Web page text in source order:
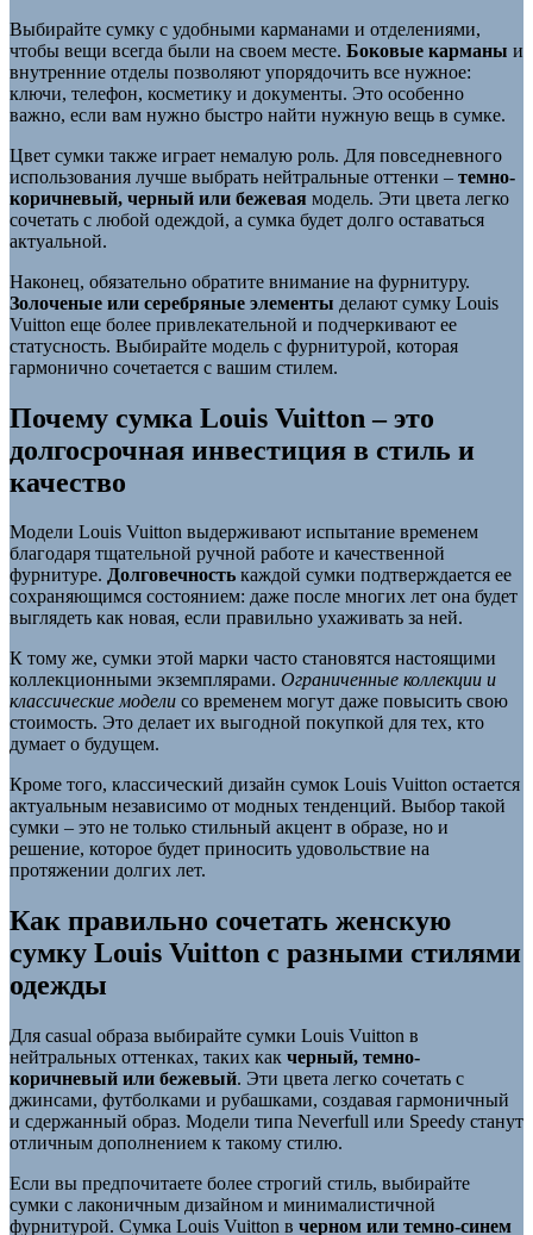
Выбирайте сумку с удобными карманами и отделениями,
чтобы вещи всегда были на своем месте. Боковые карманы и
внутренние отделы позволяют упорядочить все нужное:
ключи, телефон, косметику и документы. Это особенно
важно, если вам нужно быстро найти нужную вещь в сумке.
Цвет сумки также играет немалую роль. Для повседневного
использования лучше выбрать нейтральные оттенки – темно-
коричневый, черный или бежевая модель. Эти цвета легко
сочетать с любой одеждой, а сумка будет долго оставаться
актуальной.
Наконец, обязательно обратите внимание на фурнитуру.
Золоченые или серебряные элементы делают сумку Louis
Vuitton еще более привлекательной и подчеркивают ее
статусность. Выбирайте модель с фурнитурой, которая
гармонично сочетается с вашим стилем.
Почему сумка Louis Vuitton – это
долгосрочная инвестиция в стиль и
качество
Модели Louis Vuitton выдерживают испытание временем
благодаря тщательной ручной работе и качественной
фурнитуре. Долговечность каждой сумки подтверждается ее
сохраняющимся состоянием: даже после многих лет она будет
выглядеть как новая, если правильно ухаживать за ней.
К тому же, сумки этой марки часто становятся настоящими
коллекционными экземплярами. Ограниченные коллекции и
классические модели со временем могут даже повысить свою
стоимость. Это делает их выгодной покупкой для тех, кто
думает о будущем.
Кроме того, классический дизайн сумок Louis Vuitton остается
актуальным независимо от модных тенденций. Выбор такой
сумки – это не только стильный акцент в образе, но и
решение, которое будет приносить удовольствие на
протяжении долгих лет.
Как правильно сочетать женскую
сумку Louis Vuitton с разными стилями
одежды
Для casual образа выбирайте сумки Louis Vuitton в
нейтральных оттенках, таких как черный, темно-
коричневый или бежевый. Эти цвета легко сочетать с
джинсами, футболками и рубашками, создавая гармоничный
и сдержанный образ. Модели типа Neverfull или Speedy станут
отличным дополнением к такому стилю.
Если вы предпочитаете более строгий стиль, выбирайте
сумки с лаконичным дизайном и минималистичной
фурнитурой. Сумка Louis Vuitton в черном или темно-синем